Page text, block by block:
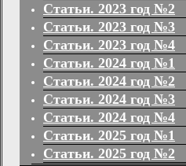
Статьи. 2023 год №2
Статьи. 2023 год №3
Статьи. 2023 год №4
Статьи. 2024 год №1
Статьи. 2024 год №2
Статьи. 2024 год №3
Статьи. 2024 год №4
Статьи. 2025 год №1
Статьи. 2025 год №2